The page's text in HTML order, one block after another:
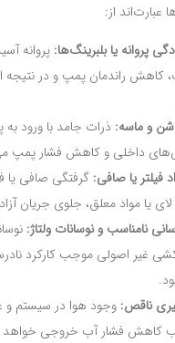
عبارت‌اند از:
پروانه یا بلبرینگ‌ها: پروانه
کاهش راندمان پمپ و در نتیجه
شن و ماسه: ذرات جامد با ورود
داخلی و کاهش فشار پمپ
فیلتر یا صافی: گرفتگی صافی یا
یا مواد معلق، جلوی جریان
نامناسب و نوسانات ولتاژ:
غیر اصولی موجب کارکرد
ناقص: وجود هوا در سیستم
کاهش فشار آب خروجی